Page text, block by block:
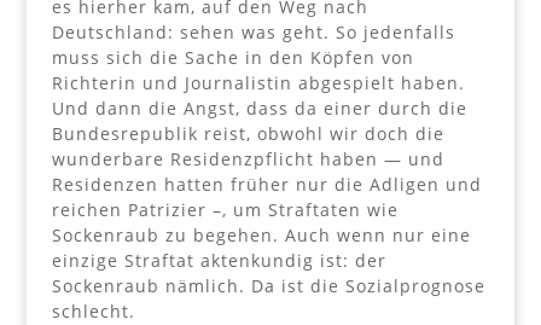
es hierher kam, auf den Weg nach
Deutschland: sehen was geht. So jedenfalls
muss sich die Sache in den Köpfen von
Richterin und Journalistin abgespielt haben.
Und dann die Angst, dass da einer durch die
Bundesrepublik reist, obwohl wir doch die
wunderbare Residenzpflicht haben — und
Residenzen hatten früher nur die Adligen und
reichen Patrizier –, um Straftaten wie
Sockenraub zu begehen. Auch wenn nur eine
einzige Straftat aktenkundig ist: der
Sockenraub nämlich. Da ist die Sozialprognose
schlecht.